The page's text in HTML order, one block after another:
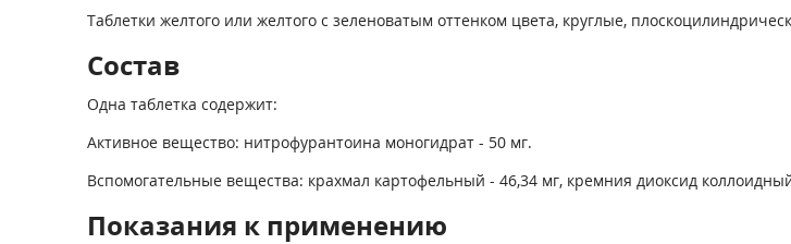
Таблетки желтого или желтого с зеленоватым оттенком цвета, круглые,
Состав
Одна таблетка содержит:
Активное вещество: нитрофурантоина моногидрат - 50 мг.
Вспомогательные вещества: крахмал картофельный - 46,34 мг, кремния диоксид
Показания к применению